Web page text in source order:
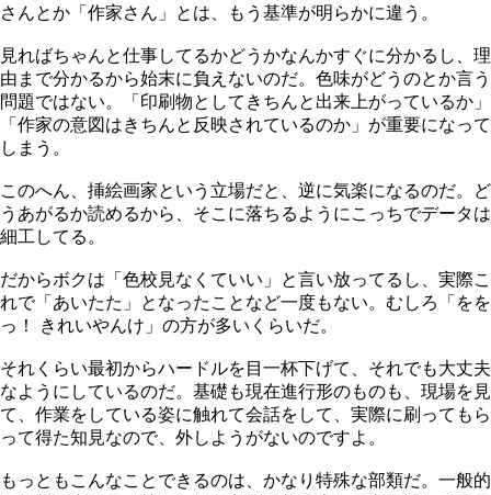
さんとか「作家さん」とは、もう基準が明らかに違う。
見ればちゃんと仕事してるかどうかなんかすぐに分かるし、理
由まで分かるから始末に負えないのだ。色味がどうのとか言う
問題ではない。「印刷物としてきちんと出来上がっているか」
「作家の意図はきちんと反映されているのか」が重要になって
しまう。
このへん、挿絵画家という立場だと、逆に気楽になるのだ。ど
うあがるか読めるから、そこに落ちるようにこっちでデータは
細工してる。
だからボクは「色校見なくていい」と言い放ってるし、実際こ
れで「あいたた」となったことなど一度もない。むしろ「をを
っ！ きれいやんけ」の方が多いくらいだ。
それくらい最初からハードルを目一杯下げて、それでも大丈夫
なようにしているのだ。基礎も現在進行形のものも、現場を見
て、作業をしている姿に触れて会話をして、実際に刷ってもら
って得た知見なので、外しようがないのですよ。
もっともこんなことできるのは、かなり特殊な部類だ。一般的